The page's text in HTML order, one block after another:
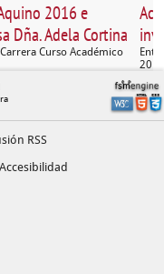
2016 e
Dña. Adela Cortina
Curso Académico
RSS
Accesibilidad